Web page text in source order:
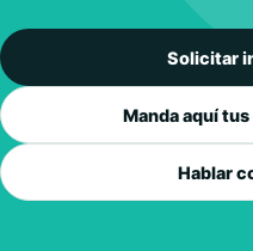
Solicitar
Manda aquí
Hablar